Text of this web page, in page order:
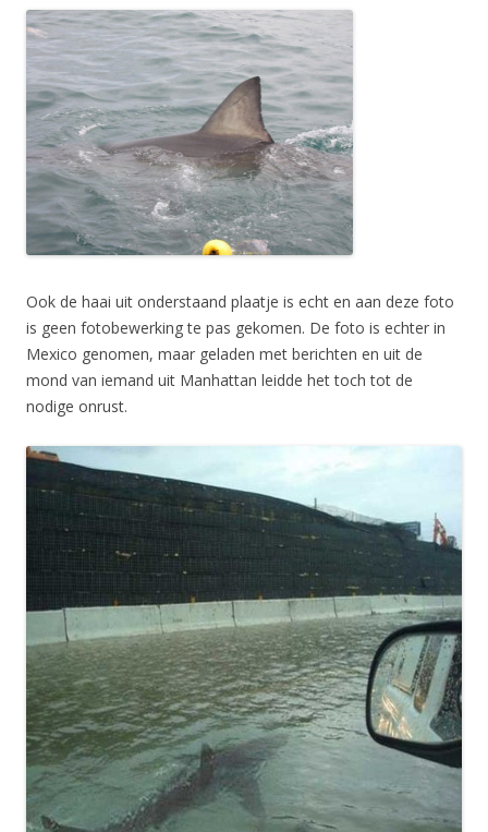
Ook de haai uit onderstaand plaatje is echt en aan deze foto
is geen fotobewerking te pas gekomen. De foto is echter in
Mexico genomen, maar geladen met berichten en uit de
mond van iemand uit Manhattan leidde het toch tot de
nodige onrust.